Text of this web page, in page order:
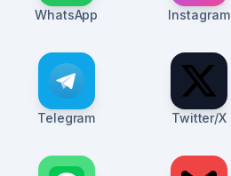
WhatsApp Instagram
Telegram Twitter/X